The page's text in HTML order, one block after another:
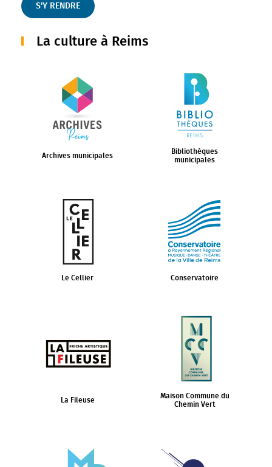
S'Y RENDRE
La culture à Reims
Archives municipales
Bibliothèques
municipales
Le Cellier Conservatoire
La Fileuse
Maison Commune du
Chemin Vert